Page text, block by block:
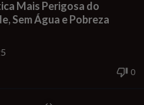
Mais Perigosa do
Sem Água e Pobreza
0